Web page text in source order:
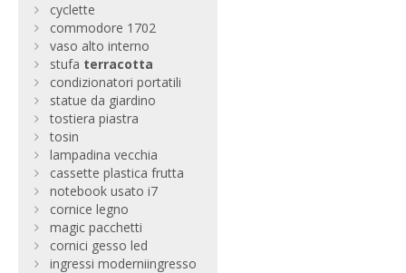
cyclette
commodore 1702
vaso alto interno
stufa terracotta
condizionatori portatili
statue da giardino
tostiera piastra
tosin
lampadina vecchia
cassette plastica frutta
notebook usato i7
cornice legno
magic pacchetti
cornici gesso led
ingressi moderniingresso